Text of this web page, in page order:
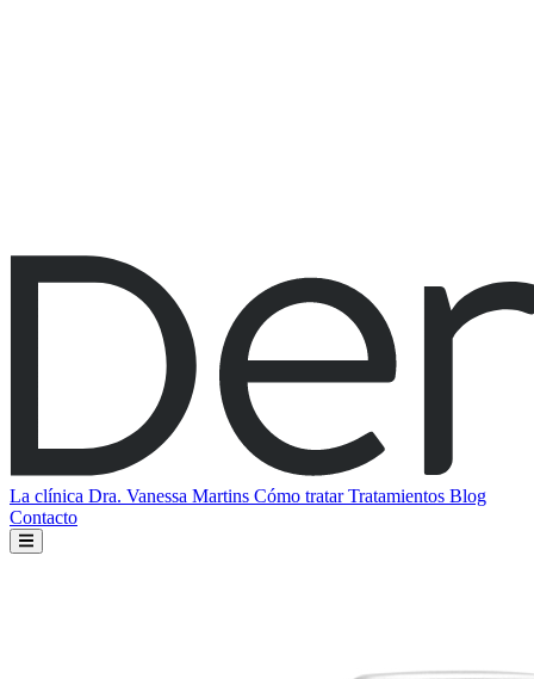
La clínica Dra. Vanessa Martins Cómo tratarTratamientos Blog
Contacto